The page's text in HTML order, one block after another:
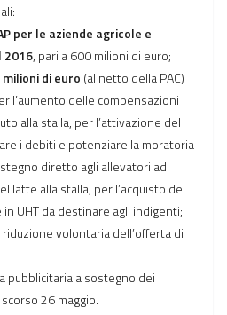
per le aziende agricole e
2016, pari a 600 milioni di euro;
di euro (al netto della PAC)
l’aumento delle compensazioni
alla stalla, per l’attivazione del
i debiti e potenziare la moratoria
diretto agli allevatori ad
latte alla stalla, per l’acquisto del
UHT da destinare agli indigenti;
volontaria dell’offerta di
pubblicitaria a sostegno dei
26 maggio.